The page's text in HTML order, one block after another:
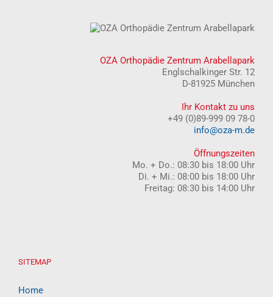
OZA Orthopädie Zentrum Arabellapark
Englschalkinger Str. 12
D-81925 München
Ihr Kontakt zu uns
+49 (0)89-999 09 78-0
info@oza-m.de
Öffnungszeiten
Mo. + Do.: 08:30 bis 18:00 Uhr
Di. + Mi.: 08:00 bis 18:00 Uhr
Freitag: 08:30 bis 14:00 Uhr
SITEMAP
Home